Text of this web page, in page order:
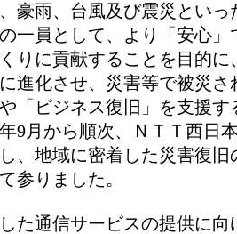
豪雨、台風及び震災といっ
一員として、より「安心」
りに貢献することを目的に
進化させ、災害等で被災さ
や「ビジネス復旧」を支援
9月から順次、ＮＴＴ西日
、地域に密着した災害復旧
参りました。
た通信サービスの提供に向